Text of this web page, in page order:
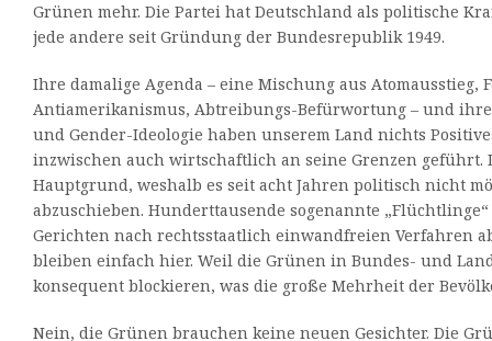
Grünen mehr. Die Partei hat Deutschland als politische
jede andere seit Gründung der Bundesrepublik 1949.
Ihre damalige Agenda – eine Mischung aus Atomausstieg,
Antiamerikanismus, Abtreibungs-Befürwortung – und
und Gender-Ideologie haben unserem Land nichts
inzwischen auch wirtschaftlich an seine Grenzen geführt.
Hauptgrund, weshalb es seit acht Jahren politisch nicht
abzuschieben. Hunderttausende sogenannte
Gerichten nach rechtsstaatlich einwandfreien Verfahren
bleiben einfach hier. Weil die Grünen in Bundes- und
konsequent blockieren, was die große Mehrheit der
Nein, die Grünen brauchen keine neuen Gesichter. Die